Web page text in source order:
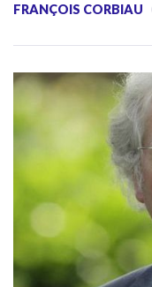
FRANÇOIS CORBIAU